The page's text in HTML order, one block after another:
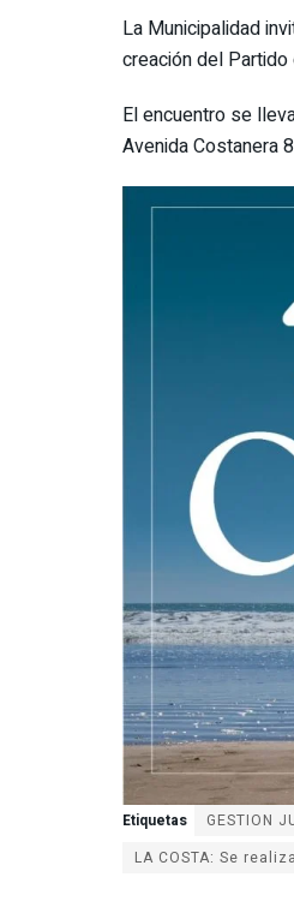
La Municipalidad
creación del Partido
El encuentro se
Avenida Costanera
Etiquetas
GESTION
LA COSTA: Se